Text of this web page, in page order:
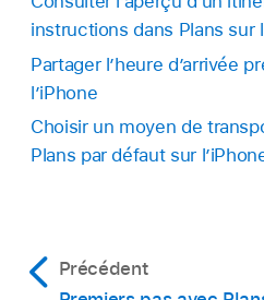
instructions dans Plans sur
Partager l’heure d’arrivée
l’iPhone
Choisir un moyen de
Plans par défaut sur
Précédent